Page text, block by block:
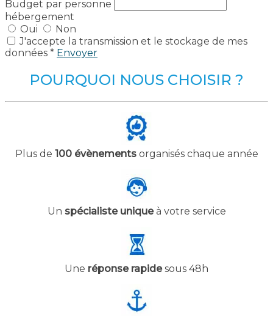
Budget par personne
hébergement
Oui
Non
J'accepte la transmission et le stockage de mes
données * Envoyer
POURQUOI NOUS CHOISIR ?
Plus de 100 évènementsorganisés chaque année
Un spécialiste uniqueà votre service
Une réponse rapidesous 48h